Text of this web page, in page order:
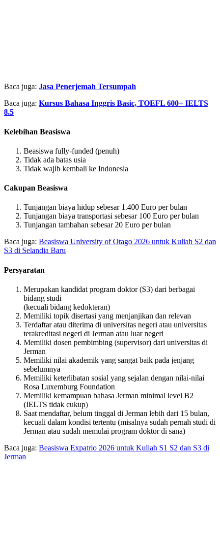
Baca juga: Jasa Penerjemah Tersumpah
Baca juga: Kursus Bahasa Inggris Basic, TOEFL 600+ IELTS
8.5
Kelebihan Beasiswa
Beasiswa fully-funded (penuh)
Tidak ada batas usia
Tidak wajib kembali ke Indonesia
Cakupan Beasiswa
Tunjangan biaya hidup sebesar 1.400 Euro per bulan
Tunjangan biaya transportasi sebesar 100 Euro per bulan
Tunjangan tambahan sebesar 20 Euro per bulan
Baca juga: Beasiswa University of Otago 2026 untuk Kuliah S2 dan
S3 di Selandia Baru
Persyaratan
Merupakan kandidat program doktor (S3) dari berbagai
bidang studi
(kecuali bidang kedokteran)
Memiliki topik disertasi yang menjanjikan dan relevan
Terdaftar atau diterima di universitas negeri atau universitas
terakreditasi negeri di Jerman atau luar negeri
Memiliki dosen pembimbing (supervisor) dari universitas di
Jerman
Memiliki nilai akademik yang sangat baik pada jenjang
sebelumnya
Memiliki keterlibatan sosial yang sejalan dengan nilai-nilai
Rosa Luxemburg Foundation
Memiliki kemampuan bahasa Jerman minimal level B2
(IELTS tidak cukup)
Saat mendaftar, belum tinggal di Jerman lebih dari 15 bulan,
kecuali dalam kondisi tertentu (misalnya sudah pernah studi di
Jerman atau sudah memulai program doktor di sana)
Baca juga: Beasiswa Expatrio 2026 untuk Kuliah S1 S2 dan S3 di
Jerman